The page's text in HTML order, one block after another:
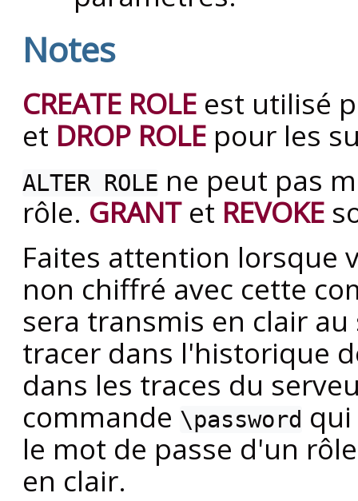
Notes
CREATE ROLE est utilisé
et DROP ROLE pour les
ALTER ROLE ne peut pas
rôle. GRANTet REVOKE
Faites attention lorsque
non chiffré avec cette
sera transmis en clair
tracer dans l'historique
dans les traces du
commande \password
le mot de passe d'un
en clair.